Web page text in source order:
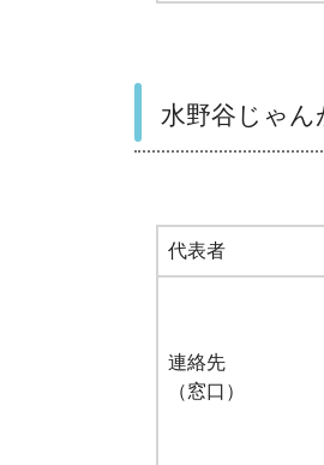
水野谷じゃん
代表者
連絡先
（窓口）